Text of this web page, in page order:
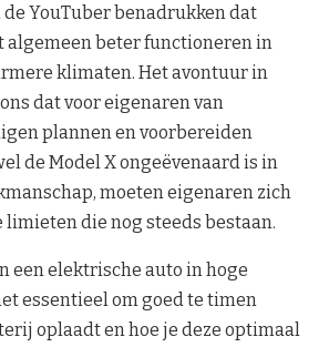
YouTuber benadrukken dat
algemeen beter functioneren in
klimaten. Het avontuur in
dat voor eigenaren van
plannen en voorbereiden
de Model X ongeëvenaard is in
moeten eigenaren zich
limieten die nog steeds bestaan.
een elektrische auto in hoge
essentieel om goed te timen
oplaadt en hoe je deze optimaal